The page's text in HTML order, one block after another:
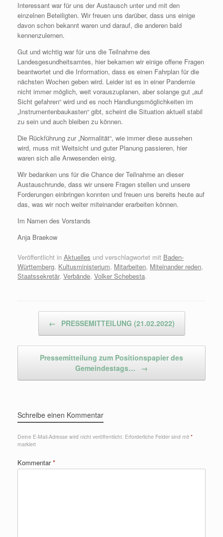
Interessant war für uns der Austausch unter und mit den
einzelnen Beteiligten. Wir freuen uns darüber, dass uns einige
davon schon bekannt waren und darauf, die anderen bald
kennenzulernen.
Gut und wichtig war für uns die Teilnahme des
Landesgesundheitsamtes, hier bekamen wir einige offene Fragen
beantwortet und die Information, dass es einen Fahrplan für die
nächsten Wochen geben wird. Leider ist es in einer Pandemie
nicht immer möglich, weit vorauszuplanen, aber solange gut „auf
Sicht gefahren“ wird und es noch Handlungsmöglichkeiten im
„Instrumentenbaukasten“ gibt, scheint die Situation aktuell stabil
zu sein und auch bleiben zu können.
Die Rückführung zur „Normalität“, wie immer diese aussehen
wird, muss mit Weitsicht und guter Planung passieren, hier
waren sich alle Anwesenden einig.
Wir bedanken uns für die Chance der Teilnahme an dieser
Austauschrunde, dass wir unsere Fragen stellen und unsere
Forderungen einbringen konnten und freuen uns bereits heute auf
das, was wir noch weiter miteinander erarbeiten können.
Im Namen des Vorstands
Anja Braekow
Veröffentlicht in Aktuelles und verschlagwortet mit Baden-
Württemberg, Kultusministerium, Mitarbeiten, Miteinander reden,
Staatssekretär, Verbände, Volker Schebesta.
← PRESSEMITTEILUNG (21.02.2022)
Pressemitteilung zum Positionspapier des
Gemeindestags…
→
Schreibe einen Kommentar
Deine E-Mail-Adresse wird nicht veröffentlicht. Erforderliche Felder sind mit *
markiert
Kommentar*